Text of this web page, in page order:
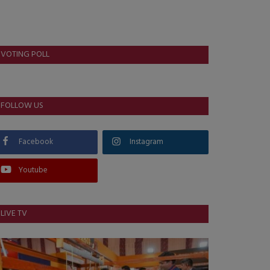
VOTING POLL
FOLLOW US
Facebook Instagram
Youtube
LIVE TV